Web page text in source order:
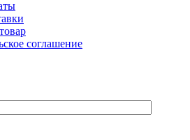
соглашение